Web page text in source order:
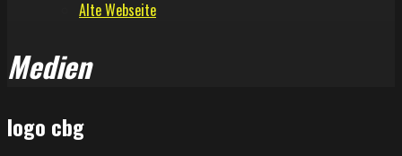
Alte Webseite
Medien
logo cbg